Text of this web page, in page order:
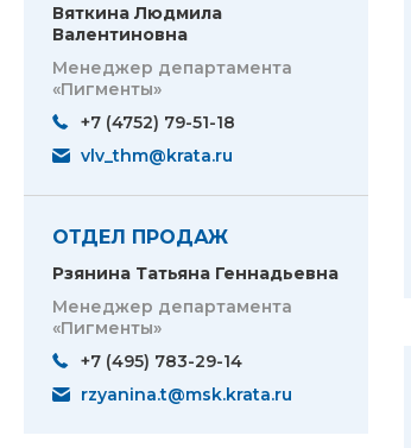
Вяткина Людмила
Валентиновна
Менеджер департамента
«Пигменты»
+7 (4752) 79-51-18
vlv_thm@krata.ru
ОТДЕЛ ПРОДАЖ
Рзянина Татьяна Геннадьевна
Менеджер департамента
«Пигменты»
+7 (495) 783-29-14
rzyanina.t@msk.krata.ru